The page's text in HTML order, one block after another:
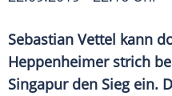
Sebastian Vettel kann
Heppenheimer strich
Singapurden Sieg ein.